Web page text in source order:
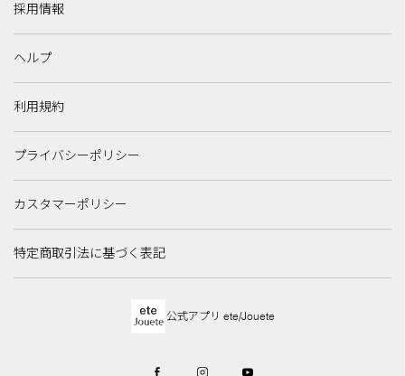
採用情報
ヘルプ
利用規約
プライバシーポリシー
カスタマーポリシー
特定商取引法に基づく表記
公式アプリ ete/Jouete